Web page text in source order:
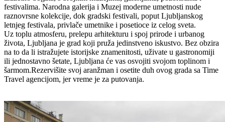
festivalima. Narodna galerija i Muzej moderne umetnosti nude
raznovrsne kolekcije, dok gradski festivali, poput Ljubljanskog
letnjeg festivala, privlače umetnike i posetioce iz celog sveta.
Uz toplu atmosferu, prelepu arhitekturu i spoj prirode i urbanog
života, Ljubljana je grad koji pruža jedinstveno iskustvo. Bez obzira
na to da li istražujete istorijske znamenitosti, uživate u gastronomiji
ili jednostavno šetate, Ljubljana će vas osvojiti svojom toplinom i
šarmom.Rezervišite svoj aranžman i osetite duh ovog grada sa Time
Travel agencijom, jer vreme je za putovanja.